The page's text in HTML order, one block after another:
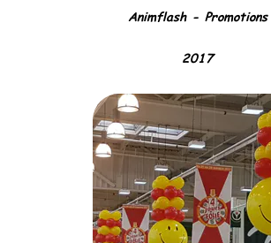
Animflash - Promotions
2017